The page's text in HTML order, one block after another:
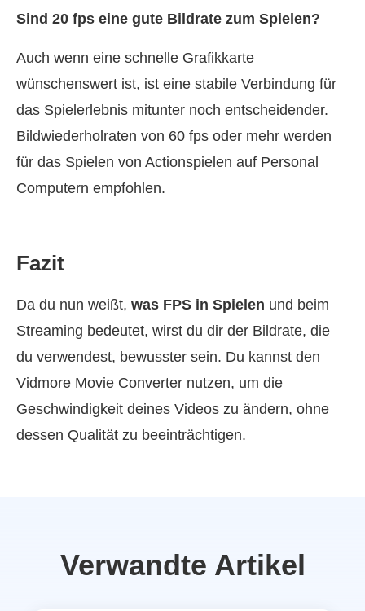
Sind 20 fps eine gute Bildrate zum Spielen?
Auch wenn eine schnelle Grafikkarte
wünschenswert ist, ist eine stabile Verbindung für
das Spielerlebnis mitunter noch entscheidender.
Bildwiederholraten von 60 fps oder mehr werden
für das Spielen von Actionspielen auf Personal
Computern empfohlen.
Fazit
Da du nun weißt, was FPS in Spielen und beim
Streaming bedeutet, wirst du dir der Bildrate, die
du verwendest, bewusster sein. Du kannst den
Vidmore Movie Converter nutzen, um die
Geschwindigkeit deines Videos zu ändern, ohne
dessen Qualität zu beeinträchtigen.
Verwandte Artikel